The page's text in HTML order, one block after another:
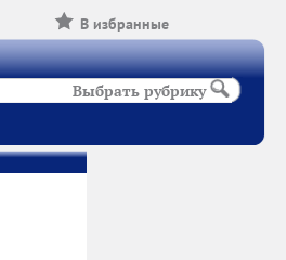
В избранные
Выбрать рубрику